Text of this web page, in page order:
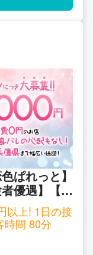
ぱれっと】
優遇】【客
【広範囲の
っかりサポ
接客時間 80分